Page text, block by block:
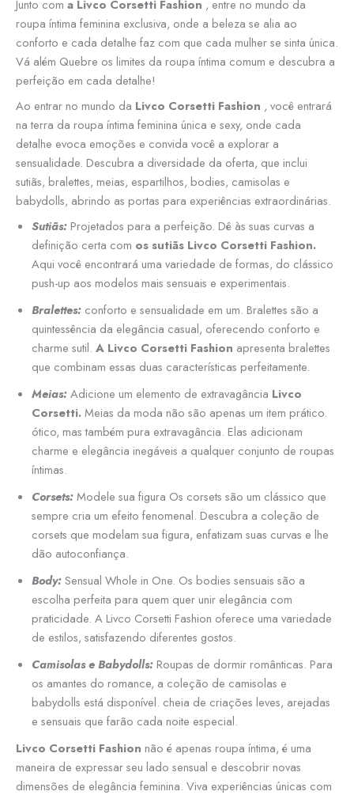
Junto com a Livco Corsetti Fashion , entre no mundo da
roupa íntima feminina exclusiva, onde a beleza se alia ao
conforto e cada detalhe faz com que cada mulher se sinta única.
Vá além Quebre os limites da roupa íntima comum e descubra a
perfeição em cada detalhe!
Ao entrar no mundo da Livco Corsetti Fashion , você entrará
na terra da roupa íntima feminina única e sexy, onde cada
detalhe evoca emoções e convida você a explorar a
sensualidade. Descubra a diversidade da oferta, que inclui
sutiãs, bralettes, meias, espartilhos, bodies, camisolas e
babydolls, abrindo as portas para experiências extraordinárias.
Sutiãs: Projetados para a perfeição. Dê às suas curvas a
definição certa com os sutiãs Livco Corsetti Fashion.
Aqui você encontrará uma variedade de formas, do clássico
push-up aos modelos mais sensuais e experimentais.
Bralettes: conforto e sensualidade em um. Bralettes são a
quintessência da elegância casual, oferecendo conforto e
charme sutil. A Livco Corsetti Fashion apresenta bralettes
que combinam essas duas características perfeitamente.
Meias:Adicione um elemento de extravagância Livco
Corsetti.Meias da moda não são apenas um item prático.
ótico, mas também pura extravagância. Elas adicionam
charme e elegância inegáveis a qualquer conjunto de roupas
íntimas.
Corsets:Modele sua figura Os corsets são um clássico que
sempre cria um efeito fenomenal. Descubra a coleção de
corsets que modelam sua figura, enfatizam suas curvas e lhe
dão autoconfiança.
Body:Sensual Whole in One. Os bodies sensuais são a
escolha perfeita para quem quer unir elegância com
praticidade. A Livco Corsetti Fashion oferece uma variedade
de estilos, satisfazendo diferentes gostos.
Camisolas e Babydolls: Roupas de dormir românticas. Para
os amantes do romance, a coleção de camisolas e
babydolls está disponível. cheia de criações leves, arejadas
e sensuais que farão cada noite especial.
Livco Corsetti Fashion não é apenas roupa íntima, é uma
maneira de expressar seu lado sensual e descobrir novas
dimensões de elegância feminina. Viva experiências únicas com